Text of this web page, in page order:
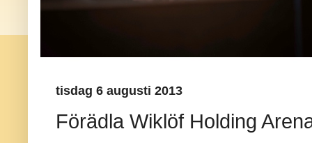
tisdag 6 augusti 2013
Förädla Wiklöf Holding